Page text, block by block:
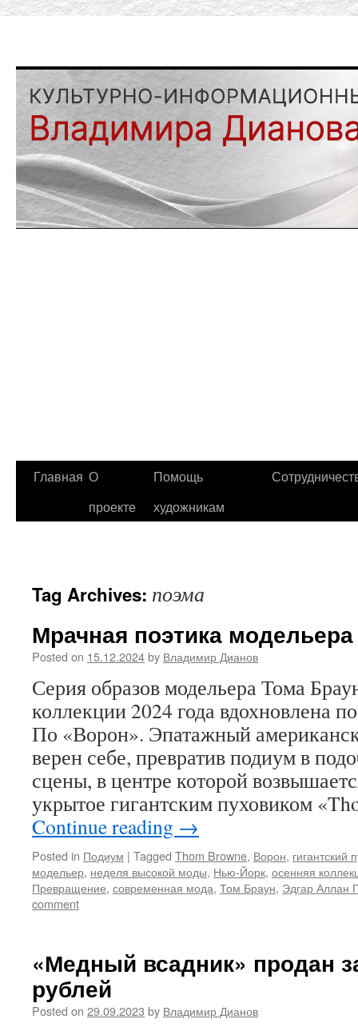
Главная О
проекте
Помощь
художникам
Tag Archives: поэма
Мрачная поэтика
Posted on 15.12.2024by Владимир Дианов
Серия образов модельера Тома
коллекции 2024 года вдохновлена
По «Ворон». Эпатажный
верен себе, превратив подиум в
сцены, в центре которой
укрытое гигантским пуховиком
Continue reading →
Posted in Подиум | Tagged Thom Browne, Ворон, гигантский
модельер, неделя высокой моды, Нью-Йорк, осенняя
Превращение, современная мода, Том Браун, Эдгар Аллан
comment
«Медный всадник» продан
рублей
Posted on 29.09.2023 by Владимир Дианов